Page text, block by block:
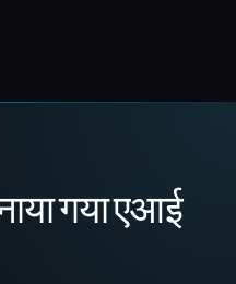
गया एआई